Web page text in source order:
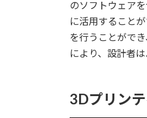
のソフトウェア
に活用すること
を行うことがで
により、設計者
3Dプリン